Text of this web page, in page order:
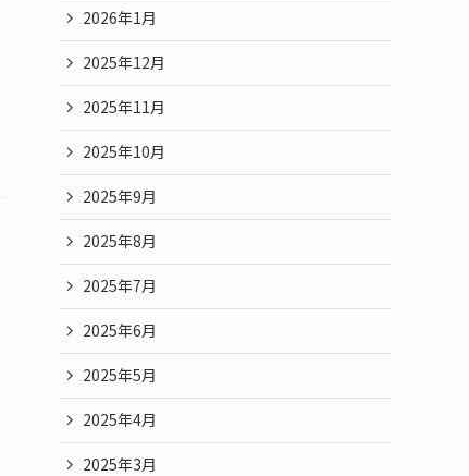
2026年1月
2025年12月
2025年11月
2025年10月
2025年9月
2025年8月
2025年7月
2025年6月
2025年5月
2025年4月
2025年3月